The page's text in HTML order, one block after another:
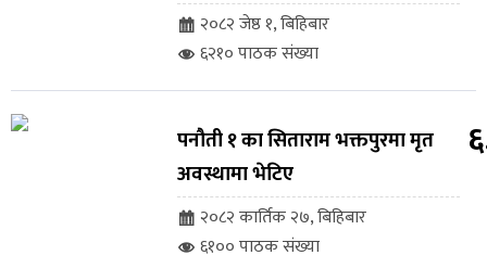
२०८२ जेष्ठ १, बिहिबार
६२१० पाठक संख्या
पनौती १ का सिताराम भक्तपुरमा मृत
अवस्थामा भेटिए
२०८२ कार्तिक २७, बिहिबार
६१०० पाठक संख्या